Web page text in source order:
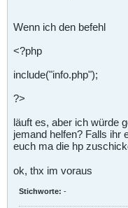
Wenn ich den befehl
<?php
include("info.php");
?>
läuft es, aber ich würde
jemand helfen? Falls ihr
euch ma die hp
ok, thx im voraus
Stichworte: -